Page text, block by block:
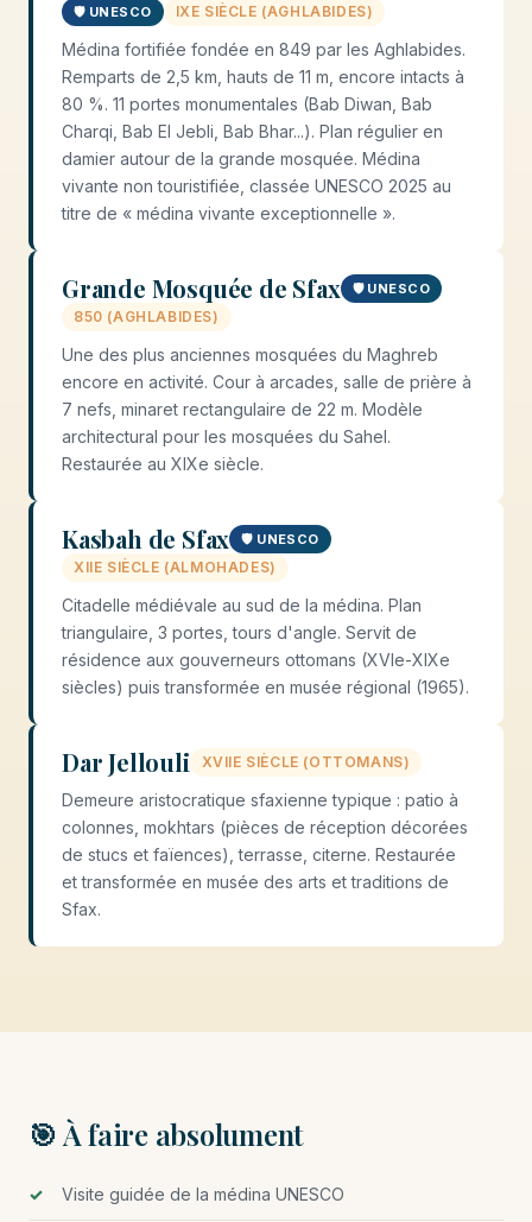
🛡️ UNESCO IXE SIÈCLE (AGHLABIDES)
Médina fortifiée fondée en 849 par les Aghlabides.
Remparts de 2,5 km, hauts de 11 m, encore intacts à
80 %. 11 portes monumentales (Bab Diwan, Bab
Charqi, Bab El Jebli, Bab Bhar...). Plan régulier en
damier autour de la grande mosquée. Médina
vivante non touristifiée, classée UNESCO 2025 au
titre de « médina vivante exceptionnelle ».
Grande Mosquée de Sfax 🛡️ UNESCO
850 (AGHLABIDES)
Une des plus anciennes mosquées du Maghreb
encore en activité. Cour à arcades, salle de prière à
7 nefs, minaret rectangulaire de 22 m. Modèle
architectural pour les mosquées du Sahel.
Restaurée au XIXe siècle.
Kasbah de Sfax 🛡️ UNESCO
XIIE SIÈCLE (ALMOHADES)
Citadelle médiévale au sud de la médina. Plan
triangulaire, 3 portes, tours d'angle. Servit de
résidence aux gouverneurs ottomans (XVIe-XIXe
siècles) puis transformée en musée régional (1965).
Dar Jellouli XVIIE SIÈCLE (OTTOMANS)
Demeure aristocratique sfaxienne typique : patio à
colonnes, mokhtars (pièces de réception décorées
de stucs et faïences), terrasse, citerne. Restaurée
et transformée en musée des arts et traditions de
Sfax.
🎯 À faire absolument
Visite guidée de la médina UNESCO